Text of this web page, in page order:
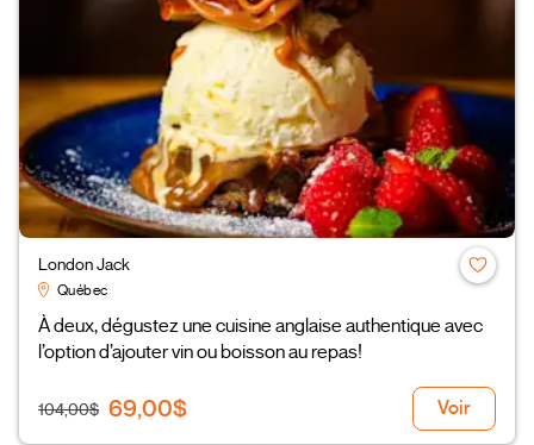
London Jack
Québec
À deux, dégustez une cuisine anglaise authentique avec
l’option d’ajouter vin ou boisson au repas!
104,00$ 69,00$ Voir